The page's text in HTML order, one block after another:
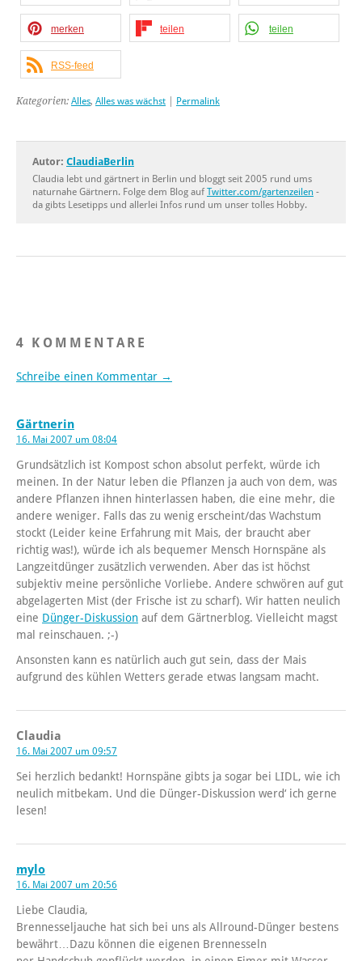
merken teilen teilen
RSS-feed
Kategorien: Alles, Alles was wächst Permalink
Autor: ClaudiaBerlin
Claudia lebt und gärtnert in Berlin und bloggt seit 2005 rund ums
naturnahe Gärtnern. Folge dem Blog aufTwitter.com/gartenzeilen -
da gibts Lesetipps und allerlei Infos rund um unser tolles Hobby.
4 KOMMENTARE
Schreibe einen Kommentar →
Gärtnerin
16. Mai 2007 um 08:04
Grundsätzlich ist Kompost schon absolut perfekt, würde ich
meinen. In der Natur leben die Pflanzen ja auch von dem, was
andere Pflanzen ihnen hinterlassen haben, die eine mehr, die
andere weniger. Falls das zu wenig erscheint/das Wachstum
stockt (Leider keine Erfahrung mit Mais, der braucht aber
richtig was!), würde ich als bequemer Mensch Hornspäne als
Langzeitdünger zusätzlich verwenden. Aber das ist höchst
subjektiv meine persönliche Vorliebe. Andere schwören auf gut
abgelagerten Mist (der Frische ist zu scharf). Wir hatten neulich
eine Dünger-Diskussion auf dem Gärtnerblog. Vielleicht magst
mal reinschauen. ;-)
Ansonsten kann es natürlich auch gut sein, dass der Mais
aufgrund des kühlen Wetters gerade etwas langsam macht.
Claudia
16. Mai 2007 um 09:57
Sei herzlich bedankt! Hornspäne gibts ja sogar bei LIDL, wie ich
neulich mitbekam. Und die Dünger-Diskussion werd‘ ich gerne
lesen!
mylo
16. Mai 2007 um 20:56
Liebe Claudia,
Brennesseljauche hat sich bei uns als Allround-Dünger bestens
bewährt…Dazu können die eigenen Brennesseln